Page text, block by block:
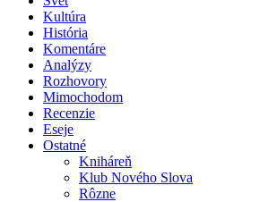
Kultúra
História
Komentáre
Analýzy
Rozhovory
Mimochodom
Recenzie
Eseje
Ostatné
Kniháreň
Klub Nového Slova
Rôzne